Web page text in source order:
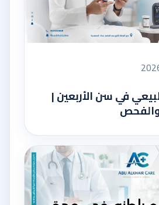
في سن الأربعين |
والفحص